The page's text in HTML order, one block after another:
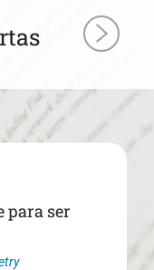
para ser